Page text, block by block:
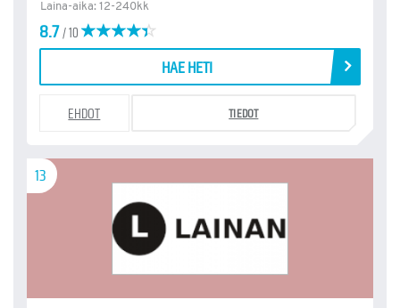
Laina-aika: 12-240kk
8.7/ 10
HAE HETI
EHDOT TIEDOT
13